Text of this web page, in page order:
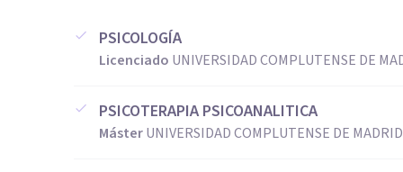
PSICOLOGÍA
Licenciado UNIVERSIDAD COMPLUTENSE DE
PSICOTERAPIA PSICOANALITICA
MásterUNIVERSIDAD COMPLUTENSE DE